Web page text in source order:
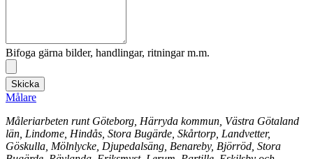
Bifoga gärna bilder, handlingar, ritningar m.m.
Skicka
Målare
Måleriarbeten runt Göteborg, Härryda kommun, Västra Götaland
län, Lindome, Hindås, Stora Bugärde, Skårtorp, Landvetter,
Göskulla, Mölnlycke, Djupedalsäng, Benareby, Björröd, Stora